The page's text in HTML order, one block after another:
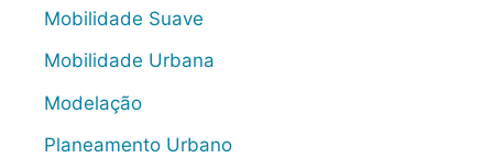
Mobilidade Suave
Mobilidade Urbana
Modelação
Planeamento Urbano